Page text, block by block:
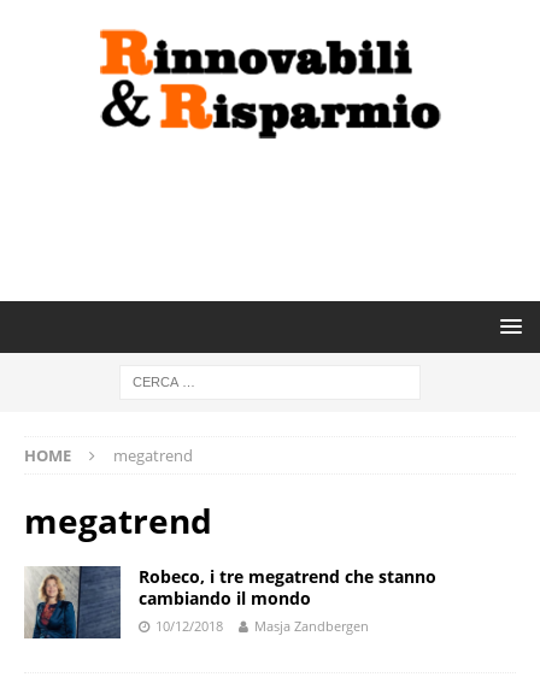
HOME megatrend
megatrend
Robeco, i tre megatrend che stanno
cambiando il mondo
10/12/2018 Masja Zandbergen